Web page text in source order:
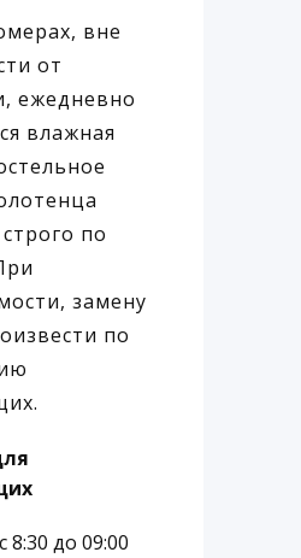
вне
от
ежедневно
влажная
по
замену
по
8:30 до 09:00